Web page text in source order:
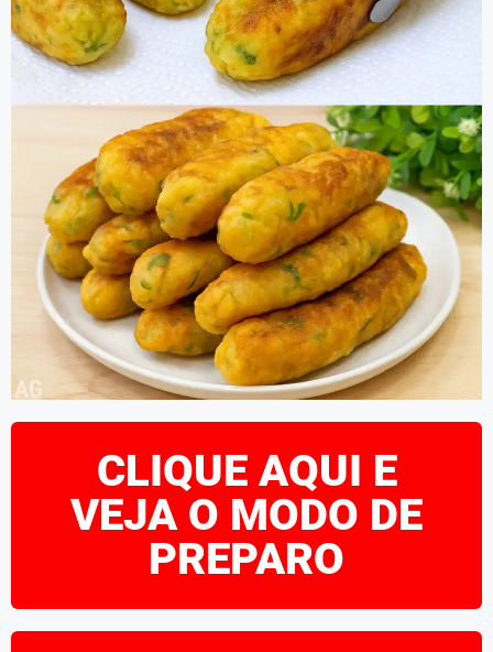
CLIQUE AQUI E
VEJA O MODO DE
PREPARO